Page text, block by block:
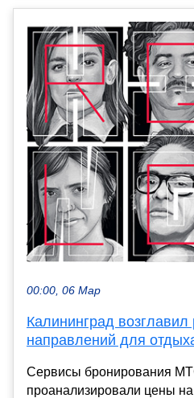
00:00, 06 Мар
Калининград
направлений для
Сервисы бронирования
проанализировали цены на